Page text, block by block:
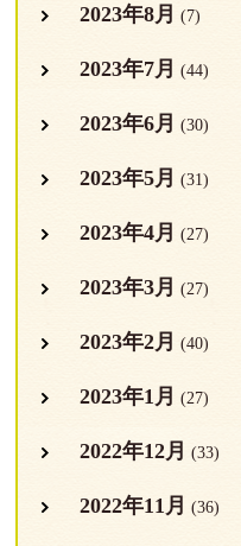
2023年8月 (7)
2023年7月 (44)
2023年6月 (30)
2023年5月 (31)
2023年4月 (27)
2023年3月 (27)
2023年2月 (40)
2023年1月 (27)
2022年12月 (33)
2022年11月 (36)